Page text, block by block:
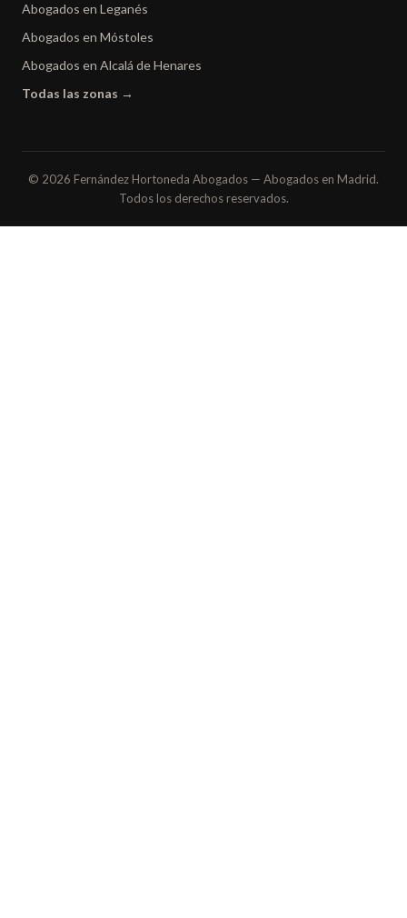
Abogados en Leganés
Abogados en Móstoles
Abogados en Alcalá de Henares
Todas las zonas →
© 2026 Fernández Hortoneda Abogados — Abogados en Madrid.
Todos los derechos reservados.